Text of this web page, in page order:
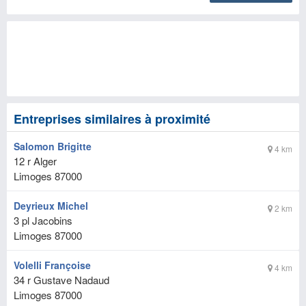
Entreprises similaires à proximité
4 km
Salomon Brigitte
12 r Alger
Limoges 87000
2 km
Deyrieux Michel
3 pl Jacobins
Limoges 87000
4 km
Volelli Françoise
34 r Gustave Nadaud
Limoges 87000